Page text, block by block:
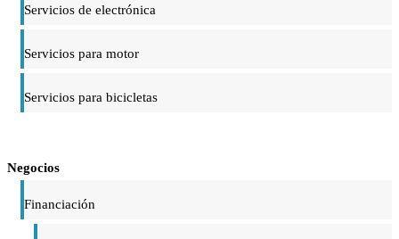
Servicios de electrónica
Servicios para motor
Servicios para bicicletas
Negocios
Financiación